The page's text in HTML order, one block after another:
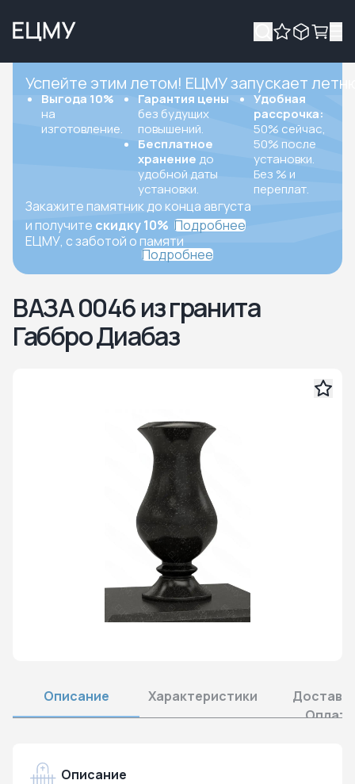
Успейте этим летом! ЕЦМУ запускает
Выгода 10%
на
изготовление.
Гарантия цены
без будущих
повышений.
Бесплатное
хранение до
удобной даты
установки.
Удобная
рассрочка:
50% сейчас,
50% после
установки.
Без % и
переплат.
Закажите памятник до конца августа
и получите скидку 10% Подробнее
ЕЦМУ, с заботой о памяти
Подробнее
ВАЗА 0046 из гранита
Габбро Диабаз
Описание Характеристики
Оплата
Описание